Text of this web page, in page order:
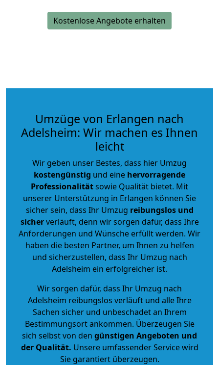
Kostenlose Angebote erhalten
Umzüge von Erlangen nach
Adelsheim: Wir machen es Ihnen
leicht
Wir geben unser Bestes, dass hier Umzug
kostengünstig und eine hervorragende
Professionalitätsowie Qualität bietet. Mit
unserer Unterstützung in Erlangen können Sie
sicher sein, dass Ihr Umzug reibungslos und
sicherverläuft, denn wir sorgen dafür, dass Ihre
Anforderungen und Wünsche erfüllt werden. Wir
haben die besten Partner, um Ihnen zu helfen
und sicherzustellen, dass Ihr Umzug nach
Adelsheim ein erfolgreicher ist.
Wir sorgen dafür, dass Ihr Umzug nach
Adelsheim reibungslos verläuft und alle Ihre
Sachen sicher und unbeschadet an Ihrem
Bestimmungsort ankommen. Überzeugen Sie
sich selbst von den günstigen Angeboten und
der Qualität. Unsere umfassender Service wird
Sie garantiert überzeugen.